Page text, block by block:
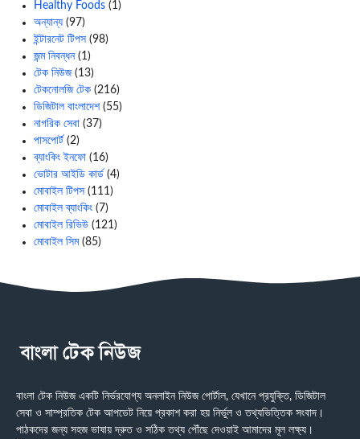
Healthy Foods (1)
অন্যান্য (97)
ইন্টারনেট টিপস (98)
জন্ম নিবন্ধন(1)
টেক নিউজ(13)
টেকনোলজি টেক (216)
ডিজিটাল বাংলাদেশ(55)
নাগরিক সেবা (37)
পাসপোর্ট (2)
ব্যাংকিং ইনফো (16)
ভোটার আইডি কার্ড (4)
মোবাইল টিপস (111)
মোবাইল ব্যাংকিং (7)
মোবাইল রিভিউ (121)
মোবাইল সিম(85)
বাংলা টেক নিউজ একটি নির্ভরযোগ্য অনলাইন নিউজ পোর্টাল, যেখানে প্রযুক্তি, ডিজিটাল
সেবা ও সাম্প্রতিক টেক আপডেট নিয়ে প্রকাশ করা হয় নির্ভুল ও তথ্যভিত্তিক সংবাদ।
পাঠকদের জন্য সহজ ভাষায় দ্রুত ও সঠিক তথ্য পৌঁছে দেওয়াই আমাদের মূল লক্ষ্য।